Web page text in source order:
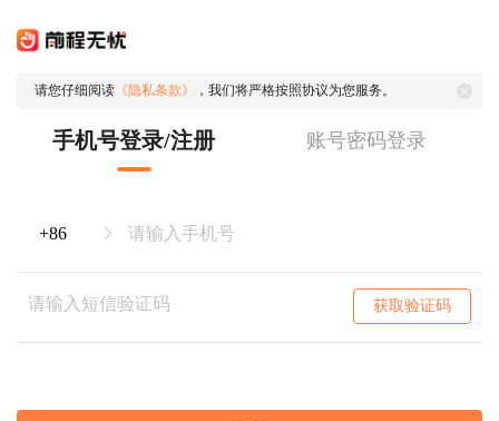
请您仔细阅读 《隐私条款》 ，我们将严格按照协议为您服务。
手机号登录/注册 账号密码登录
获取验证码